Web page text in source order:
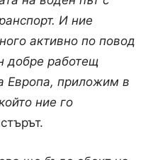
И ние
активно по повод
добре работещ
Европа, приложим в
ние го